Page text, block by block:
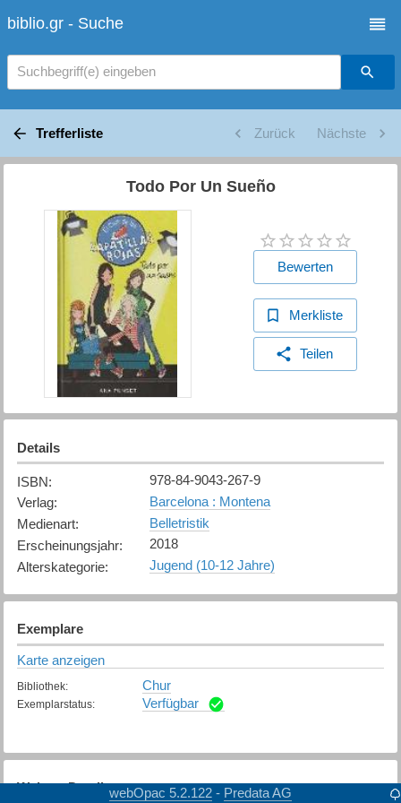
biblio.gr - Suche
Suchbegriff(e) eingeben
Trefferliste Zurück Nächste
Todo Por Un Sueño
Bewerten
Merkliste
Teilen
Details
ISBN:
978-84-9043-267-9
Verlag:
Barcelona : Montena
Medienart:
Belletristik
Erscheinungsjahr:
2018
Alterskategorie: Jugend (10-12 Jahre)
Exemplare
Karte anzeigen
Bibliothek: Chur
Exemplarstatus: Verfügbar
Weitere DetailswebOpac 5.2.122 - Predata AG